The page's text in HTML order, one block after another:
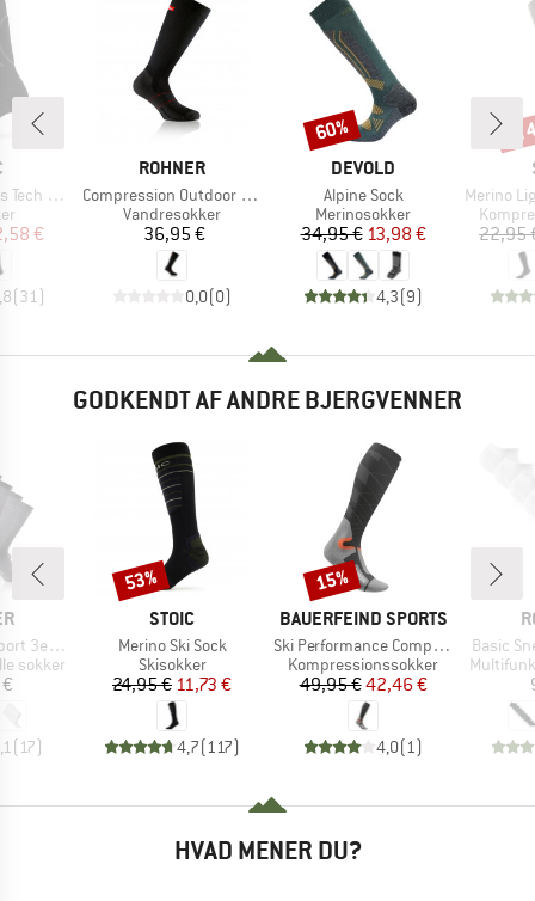
Light
pris
€
(31 )
MÆRKE
ROHNER
Artikel
Compression Outdoor Light
Produktgruppe
Vandresokker
Pris
36,95 €
0,0(0)
MÆRKE
DEVOLD
Artikel
Alpine Sock
Produktgruppe
Merinosokker
Pris
34,95 €Nedsat pris
13,98 €
4,3(9)
Rabat
60%
Artikel
Merino Light
22,95
GODKENDT AF ANDRE BJERGVENNER
Pack
sokker
(17)
MÆRKE
STOIC
Artikel
Merino Ski Sock
Produktgruppe
Skisokker
Pris
24,95 €Nedsat pris
11,73 €
4,7(117)
Rabat
53%
MÆRKE
BAUERFEIND SPORTS
Artikel
Ski Performance Compression Socks
Produktgruppe
Kompressionssokker
Pris
49,95 €Nedsat pris
42,46 €
4,0(1)
Rabat
15%
Artikel
Basic
HVAD MENER DU?